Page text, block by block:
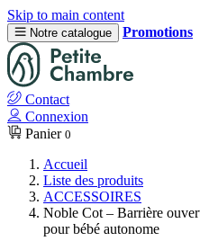
Skip to main content
Notre catalogue Promotions
Contact
Connexion
Panier 0
Accueil
Liste des produits
ACCESSOIRES
Noble Cot – Barrière
pour bébé autonome